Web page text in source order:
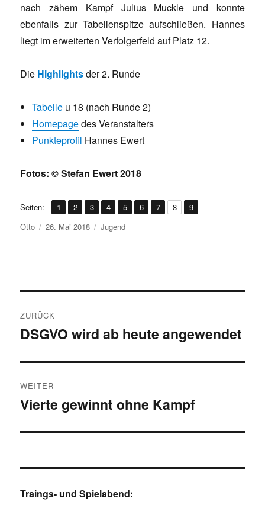
nach zähem Kampf Julius Muckle und konnte
ebenfalls zur Tabellenspitze aufschließen. Hannes
liegt im erweiterten Verfolgerfeld auf Platz 12.
Die Highlightsder 2. Runde
Tabelle u 18 (nach Runde 2)
Homepagedes Veranstalters
Punkteprofil Hannes Ewert
Fotos: © Stefan Ewert 2018
Seiten: Seite
1 ,
Seite
2 ,
Seite
3 ,
Seite
4 ,
Seite
5 ,
Seite
6 ,
Seite
7 ,
Seite
8 ,
Seite
9
Autor
Otto Veröffentlicht
am
26. Mai 2018 Kategorien
Jugend
ZURÜCK
Vorheriger
DSGVO wird ab heute angewendet
WEITER
Nächster
Vierte gewinnt ohne Kampf
Traings- und Spielabend: